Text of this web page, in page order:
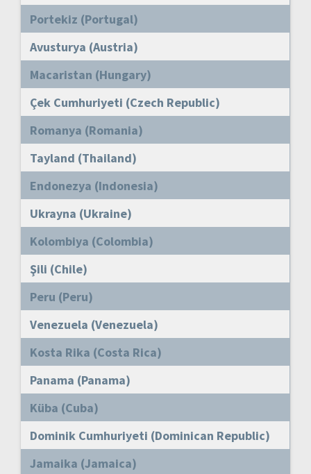
Portekiz (Portugal)
Avusturya (Austria)
Macaristan (Hungary)
Çek Cumhuriyeti (Czech Republic)
Romanya (Romania)
Tayland (Thailand)
Endonezya (Indonesia)
Ukrayna (Ukraine)
Kolombiya (Colombia)
Şili (Chile)
Peru (Peru)
Venezuela (Venezuela)
Kosta Rika (Costa Rica)
Panama (Panama)
Küba (Cuba)
Dominik Cumhuriyeti (Dominican Republic)
Jamaika (Jamaica)